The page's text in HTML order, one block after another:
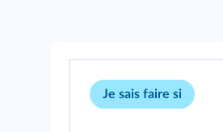
Je sais faire si